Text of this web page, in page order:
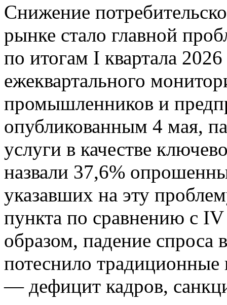
Снижение
рынке стало главной
по итогам I квартала
ежеквартального
промышленников и
опубликованным 4 мая,
услуги в качестве
назвали 37,6%
указавших на эту
пункта по сравнению с
образом, падение спроса
потеснило традиционные
— дефицит кадров,